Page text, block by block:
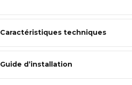
Caractéristiques techniques
Guide d’installation